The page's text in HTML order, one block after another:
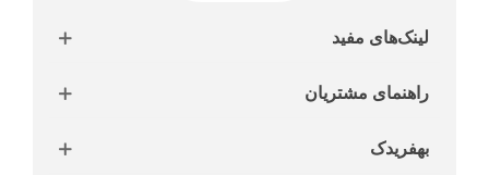
لینک‌های مفید
راهنمای مشتریان
بهفریدک